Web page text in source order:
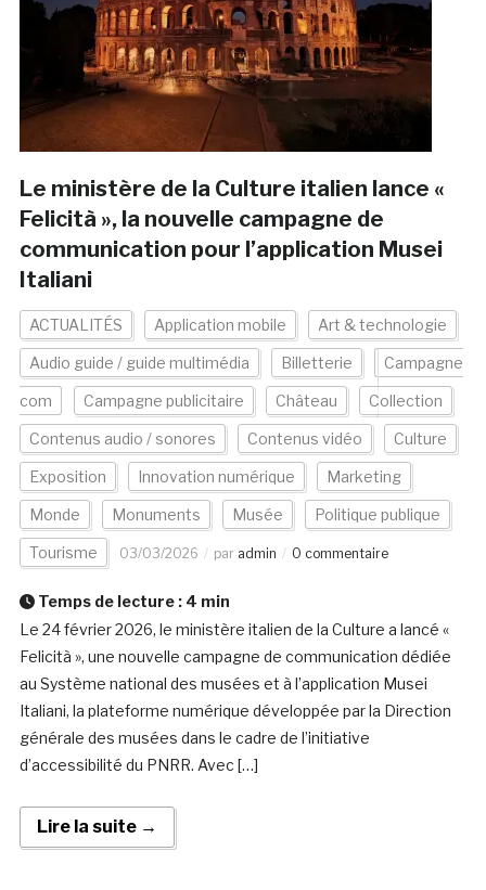
Le ministère de la Culture italien lance «
Felicità », la nouvelle campagne de
communication pour l’application Musei
Italiani
ACTUALITÉS Application mobile Art & technologie
Audio guide / guide multimédia Billetterie Campagne
com Campagne publicitaire Château Collection
Contenus audio / sonores Contenus vidéo Culture
Exposition Innovation numérique Marketing
Monde Monuments Musée Politique publique
Tourisme 03/03/2026 par admin 0 commentaire
Temps de lecture : 4 min
Le 24 février 2026, le ministère italien de la Culture a lancé «
Felicità », une nouvelle campagne de communication dédiée
au Système national des musées et à l’application Musei
Italiani, la plateforme numérique développée par la Direction
générale des musées dans le cadre de l’initiative
d’accessibilité du PNRR. Avec […]
Lire la suite →